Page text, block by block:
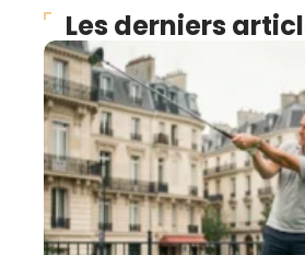
Les derniers